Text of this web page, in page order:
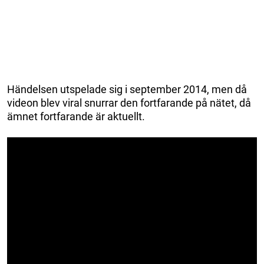
Händelsen utspelade sig i september 2014, men då
videon blev viral snurrar den fortfarande på nätet, då
ämnet fortfarande är aktuellt.